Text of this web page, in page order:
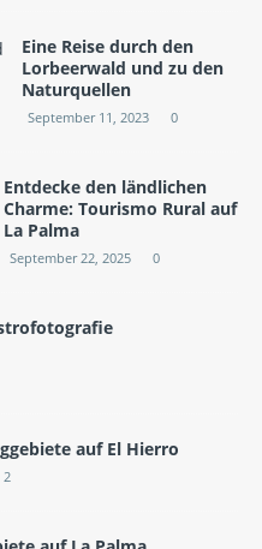
Eine Reise durch den
Lorbeerwald und zu den
Naturquellen
September 11, 2023 0
Entdecke den ländlichen
Charme: Tourismo Rural auf
La Palma
September 22, 2025 0
auf El Hierro
2